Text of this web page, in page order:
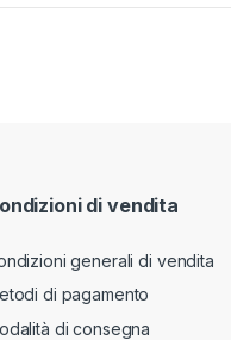
di vendita
generali di vendita
di pagamento
di consegna